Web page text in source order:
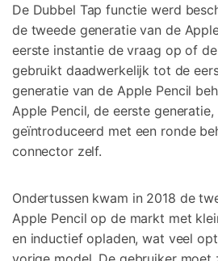
De Dubbel Tap functie werd
de tweede generatie van de
eerste instantie de vraag op of
gebruikt daadwerkelijk tot de
generatie van de Apple Pencil
Apple Pencil, de eerste
geïntroduceerd met een ronde
connector zelf.
Ondertussen kwam in 2018 de
Apple Pencil op de markt met
en inductief opladen, wat veel